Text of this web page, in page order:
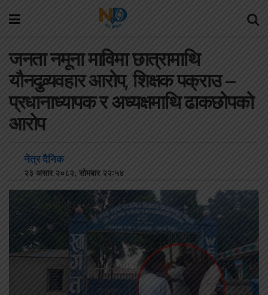
जनता नमूना माविमा छात्रामाथि
यौनदुव्र्यवहार आरोप, शिक्षक पक्राउ –
प्रधानाध्यापक र अध्यक्षमाथि ढाकछोपको
आरोप
नेत्र दैनिक
२३ असार २०८२, सोमबार २२:५४